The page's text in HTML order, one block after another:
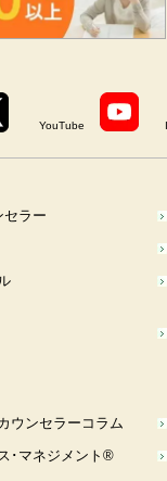
YouTube
セラー
ウンセラーコラム
･マネジメント®